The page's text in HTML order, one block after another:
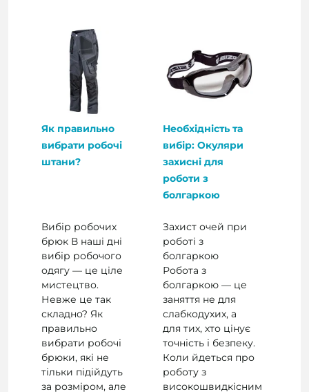
Як правильно
вибрати робочі
штани?
Вибір робочих
брюк В наші дні
вибір робочого
одягу — це ціле
мистецтво.
Невже це так
складно? Як
правильно
вибрати робочі
брюки, які не
тільки підійдуть
за розміром, але
Необхідність та
вибір: Окуляри
захисні для
роботи з
болгаркою
Захист очей при
роботі з
болгаркою
Робота з
болгаркою — це
заняття не для
слабкодухих, а
для тих, хто цінує
точність і безпеку.
Коли йдеться про
роботу з
високошвидкісним